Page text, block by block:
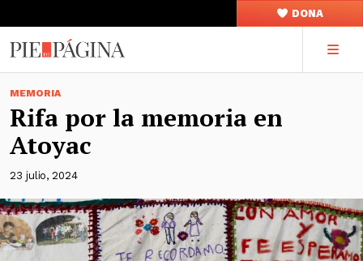
DONA
MEMORIA
Rifa por la memoria en
Atoyac
23 julio, 2024